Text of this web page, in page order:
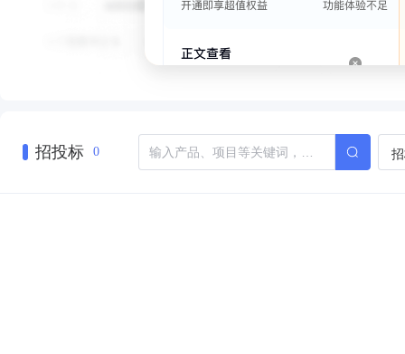
招投标 0